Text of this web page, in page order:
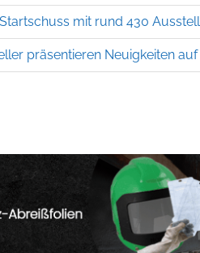
mit rund 430
präsentieren Neuigkeiten